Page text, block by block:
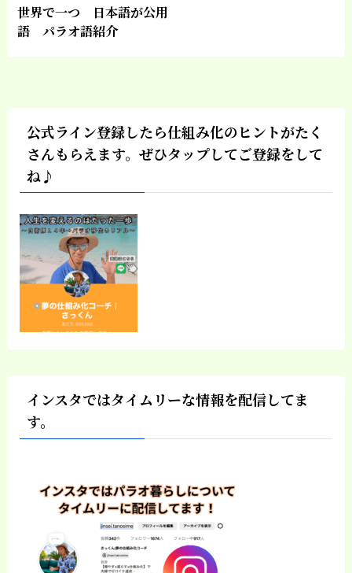
世界で一つ 日本語が公用
語 パラオ語紹介
公式ライン登録したら仕組み化のヒントがたく
さんもらえます。ぜひタップしてご登録をして
ね♪
インスタではタイムリーな情報を配信してま
す。